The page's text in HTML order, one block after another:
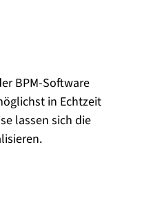
BPM-Software
in Echtzeit
lassen sich die